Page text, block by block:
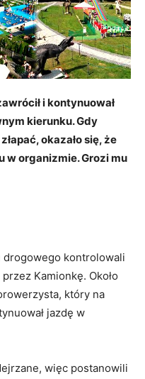
i kontynuował
kierunku. Gdy
okazało się, że
w organizmie. Grozi mu
drogowego kontrolowali
Kamionkę. Około
który na
jazdę w
więc postanowili